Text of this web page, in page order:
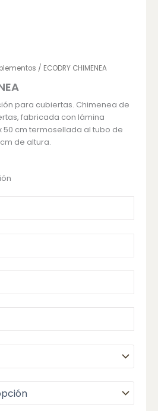
/ ECODRY CHIMENEA
para cubiertas. Chimenea de
fabricada con lámina
50 cm termosellada al tubo de
de altura.